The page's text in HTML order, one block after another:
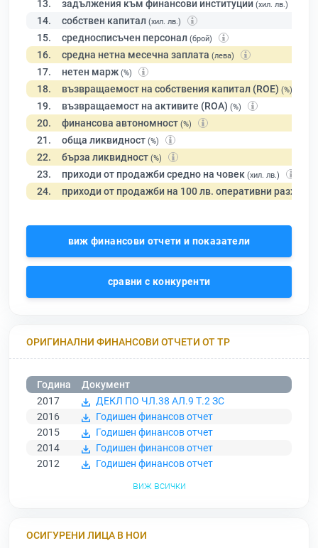
13. задължения към финансови институции (хил. лв.)
14. собствен капитал (хил. лв.)
15. средносписъчен персонал (брой)
16. средна нетна месечна заплата (лева)
17. нетен марж (%)
18. възвращаемост на собствения капитал (ROE) (%)
19. възвращаемост на активите (ROA) (%)
20. финансова автономност (%)
21. обща ликвидност (%)
22. бърза ликвидност (%)
23. приходи от продажби средно на човек (хил. лв.)
24. приходи от продажби на 100 лв. оперативни разходи
виж финансови отчети и показатели
сравни с конкуренти
ОРИГИНАЛНИ ФИНАНСОВИ ОТЧЕТИ ОТ ТР
Година
Документ
2017
ДЕКЛ ПО ЧЛ.38 АЛ.9 Т.2 ЗС
2016
Годишен финансов отчет
2015
Годишен финансов отчет
2014
Годишен финансов отчет
2012
Годишен финансов отчет
виж всички
ОСИГУРЕНИ ЛИЦА В НОИ